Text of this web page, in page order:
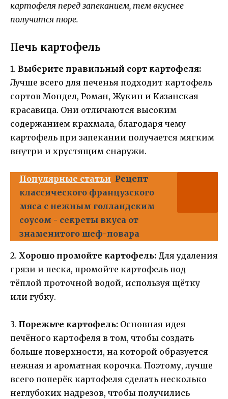
картофеля перед запеканием, тем вкуснее
получится пюре.
Печь картофель
1. Выберите правильный сорт картофеля:
Лучше всего для печенья подходит картофель
сортов Мондел, Роман, Жукин и Казанская
красавица. Они отличаются высоким
содержанием крахмала, благодаря чему
картофель при запекании получается мягким
внутри и хрустящим снаружи.
Популярные статьи Рецепт
классического французского
мяса с нежным голландским
соусом - секреты вкуса от
знаменитого шеф-повара
2. Хорошо промойте картофель: Для удаления
грязи и песка, промойте картофель под
тёплой проточной водой, используя щётку
или губку.
3. Порежьте картофель: Основная идея
печёного картофеля в том, чтобы создать
больше поверхности, на которой образуется
нежная и ароматная корочка. Поэтому, лучше
всего поперёк картофеля сделать несколько
неглубоких надрезов, чтобы получились